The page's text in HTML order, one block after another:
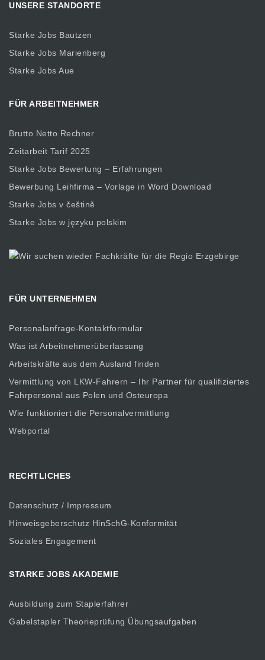
UNSERE STANDORTE
Starke Jobs Bautzen
Starke Jobs Marienberg
Starke Jobs Aue
FÜR ARBEITNEHMER
Brutto Netto Rechner
Zeitarbeit Tarif 2025
Starke Jobs Bewertung – Erfahrungen
Bewerbung Leihfirma – Vorlage in Word Download
Starke Jobs v češtině
Starke Jobs w języku polskim
FÜR UNTERNEHMEN
Personalanfrage-Kontaktformular
Was ist Arbeitnehmerüberlassung
Arbeitskräfte aus dem Ausland finden
Vermittlung von LKW-Fahrern – Ihr Partner für qualifiziertes
Fahrpersonal aus Polen und Osteuropa
Wie funktioniert die Personalvermittlung
Webportal
RECHTLICHES
Datenschutz / Impressum
Hinweisgeberschutz HinSchG-Konformität
Soziales Engagement
STARKE JOBS AKADEMIE
Ausbildung zum Staplerfahrer
Gabelstapler Theorieprüfung Übungsaufgaben